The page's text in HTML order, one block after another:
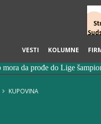
VESTI KOLUMNE
KUPOVINA